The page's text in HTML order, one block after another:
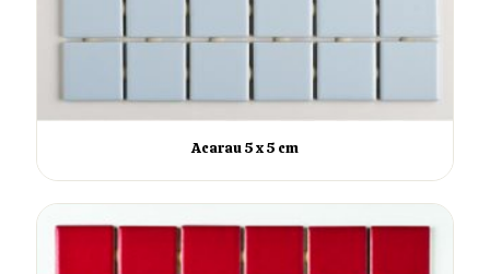
Acarau 5 x 5 cm